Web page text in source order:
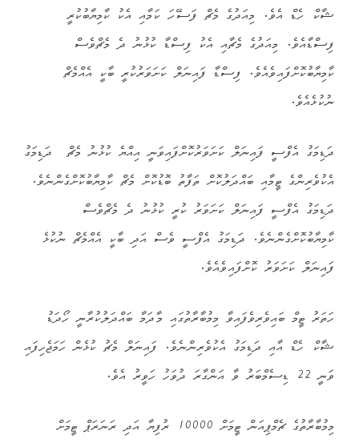
ޝާކް ހެޑް އެވެ. މިއަދުގެ މެޗް ފަސޭހަ ކަމާއި އެކު ކާމިޔާބުކުރީ
ފިސްޑާއެވެ. މިއަދުގެ މެޗާއި އެކު ފިސްޑާ ކުޅުނު ދެ މެޗްވެސް
ކާމިޔާބުކޮށްފައިވެއެވެ. ފިސްޑާ ފައިނަލް ކަށަވަރުކުރީ ބާކީ އެއްމެޗް
ނުކުޅެއެވެ.
ދަޑިމަގު އެފްސީ ފައިނަލް ކަށަވަރުކޮށްފައިވަނީ އިއްޔެ ކުޅުނު މެޗް ދަޑިމަގު
އެކުވެރިންގެ ޓީމާއި ބައްދަލުކޮށް ތަފާތު ބޮޑުކޮށް މެޗް ކާމިޔާބުކޮށްގެންނެވެ.
ދަޑިމަގު އެފްސީ ފައިނަލް ކަށަވަރު ކުރީ ކުޅުނު ދެ މެޗްވެސް
ކާމިޔާބުކޮށްގެންނެވެ. ދަޑިމަގު އެފްސީ ވެސް އަދި ބާކީ އެއްމެޗް ނުކުޅެ
ފައިނަލް ކަށަވަރު ކޮށްފައިވެއެވެ.
ހަތަރު ޓީމް ބައިވެރިވެފައިވާ މިމުބާރާތުގައި މާދަމާ ބައްދަލުކުރާނީ ހޯދަޑު
ޝާކް ހެޑް އާއި ދަޑިމަގު އެކުވެރިންނެވެ. ފައިނަލް މެޗު ކުޅެން ހަމަޖެހިފައި
ވަނީ 22 ޑިސެމްބަރު ވާ އަންގާރަ ދުވަހު ހަވީރު އެވެ.
މިމުބާރާތުގެ ޗެމްޕިއަން ޓީމަށް 10000 ރުފިޔާ އަދި ރަނަރަޕް ޓީމަށް